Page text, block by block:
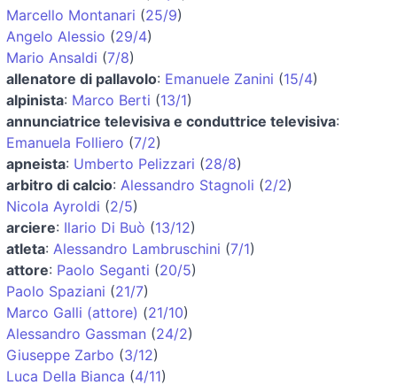
Marcello Montanari (25/9)
Angelo Alessio (29/4)
Mario Ansaldi (7/8)
allenatore di pallavolo: Emanuele Zanini (15/4)
alpinista: Marco Berti (13/1)
annunciatrice televisiva e conduttrice televisiva:
Emanuela Folliero (7/2)
apneista: Umberto Pelizzari (28/8)
arbitro di calcio: Alessandro Stagnoli (2/2)
Nicola Ayroldi (2/5)
arciere: Ilario Di Buò (13/12)
atleta: Alessandro Lambruschini (7/1)
attore: Paolo Seganti (20/5)
Paolo Spaziani (21/7)
Marco Galli (attore) (21/10)
Alessandro Gassman (24/2)
Giuseppe Zarbo (3/12)
Luca Della Bianca (4/11)